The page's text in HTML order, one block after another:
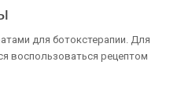
для ботокстерапии. Для
воспользоваться рецептом